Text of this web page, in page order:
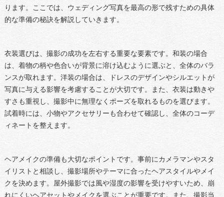
ります。ここでは、ウェディング写真を最高の形で残すための具体
的な準備の秘訣を解説していきます。
衣装選びは、撮影の成功を左右する重要な要素です。和装の場合
は、着物の柄や色合いが背景に溶け込むように選ぶと、全体のバラ
ンスが取れます。洋装の場合は、ドレスのデザインやシルエットが
写真に与える影響を考慮することが大切です。また、衣装は動きや
すさも重視し、撮影中に無理なくポーズを取れるものを選びます。
試着時には、小物やアクセサリーも合わせて確認し、全体のコーデ
ィネートを整えます。
ヘアメイクの準備も大切なポイントです。事前にカメラマンやスタ
イリストと相談し、撮影場所やテーマに合ったヘアスタイルやメイ
クを決めます。屋外撮影では風や湿度の影響を受けやすいため、崩
れにくいヘアセットやメイクを選ぶことが重要です。また、撮影当